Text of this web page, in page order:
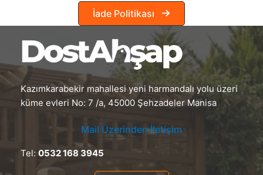
İade Politikası
Kazımkarabekir mahallesi yeni harmandalı yolu üzeri
küme evleri No: 7 /a, 45000 Şehzadeler Manisa
Mail Üzerinden İletişim
Tel: 0532 168 3945